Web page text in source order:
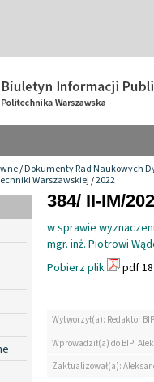
/Dokumenty Rad Naukowych
Warszawskiej/2022
384/ II-IM/
w sprawie
mgr. inż. Piotrowi
Pobierz plik
pdf
Wytworzył(a): Redaktor BIP
Wprowadził(a) do BIP:
Zaktualizował(a):